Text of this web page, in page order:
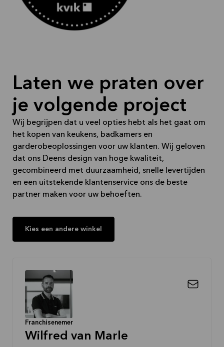
· Verkoop, afspraken: 038-8456282
E-mail: zwolle@zwolle.kvik.nl
Laten we praten over
je volgende project
Wij begrijpen dat u veel opties hebt als het gaat om
het kopen van keukens, badkamers en
garderobeoplossingen voor uw klanten. Wij geloven
dat ons Deens design van hoge kwaliteit,
gecombineerd met duurzaamheid, snelle levertijden
en een uitstekende klantenservice ons de beste
partner maken voor uw behoeften.
Kies een andere winkel
Franchisenemer
Wilfred van Marle